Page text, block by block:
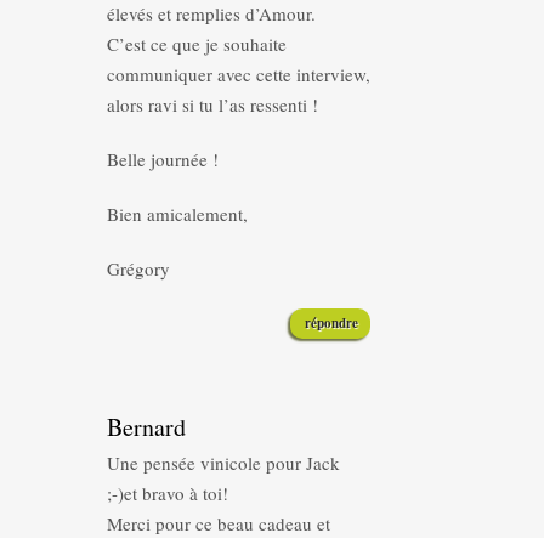
élevés et remplies d’Amour.
C’est ce que je souhaite
communiquer avec cette interview,
alors ravi si tu l’as ressenti !
Belle journée !
Bien amicalement,
Grégory
répondre
Bernard
Une pensée vinicole pour Jack
;-)et bravo à toi!
Merci pour ce beau cadeau et